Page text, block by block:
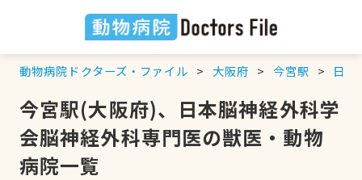
動物病院ドクターズ・ファイル 大阪府 今宮駅 日本
今宮駅(大阪府)、日本脳神経外科学
会脳神経外科専門医の獣医・動物
病院一覧